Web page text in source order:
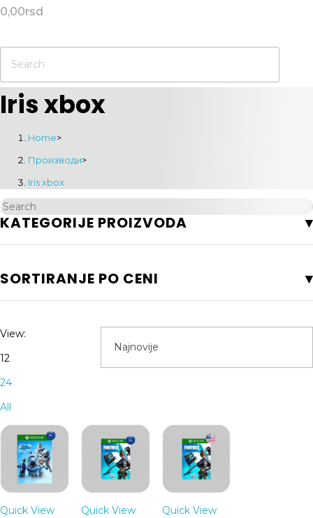
0,00rsd
Iris xbox
Home>
Производи>
Iris xbox
KATEGORIJE PROIZVODA
SORTIRANJE PO CENI
View:
12
24
All
Quick View Quick View Quick View